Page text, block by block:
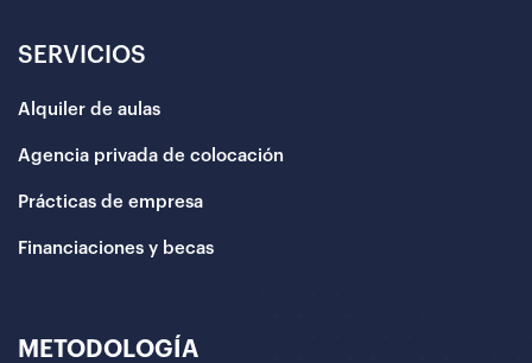
SERVICIOS
Alquiler de aulas
Agencia privada de colocación
Prácticas de empresa
Financiaciones y becas
METODOLOGÍA